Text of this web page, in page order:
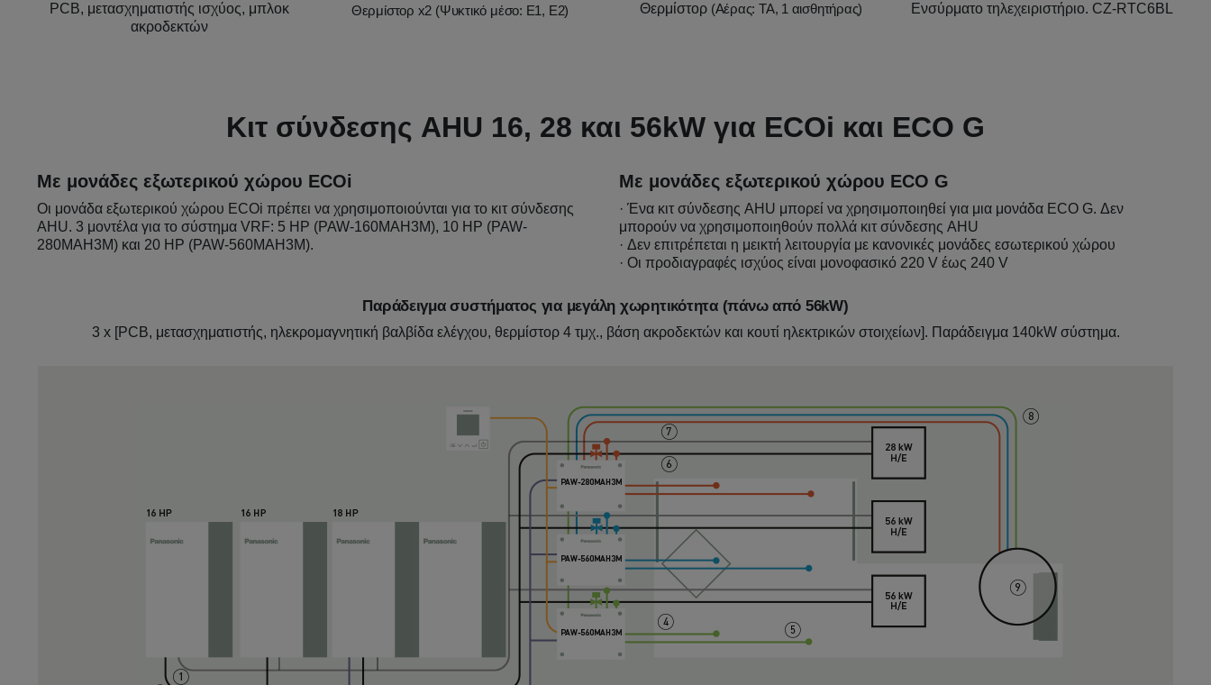
PCB, μετασχηματιστής ισχύος, μπλοκ
ακροδεκτών
Θερμίστορ x2 (Ψυκτικό μέσο: E1, E2) Θερμίστορ (Αέρας: TA, 1 αισθητήρας) Ενσύρματο τηλεχειριστήριο. CZ-RTC6BL
Κιτ σύνδεσης AHU 16, 28 και 56kW για ECOi και ECO G
Με μονάδες εξωτερικού χώρου ECOi
Οι μονάδα εξωτερικού χώρου ECOi πρέπει να χρησιμοποιούνται για το κιτ σύνδεσης
AHU. 3 μοντέλα για το σύστημα VRF: 5 HP (PAW-160MAH3M), 10 HP (PAW-
280MAH3M) και 20 HP (PAW-560MAH3M).
Με μονάδες εξωτερικού χώρου ECO G
· Ένα κιτ σύνδεσης AHU μπορεί να χρησιμοποιηθεί για μια μονάδα ECO G. Δεν
μπορούν να χρησιμοποιηθούν πολλά κιτ σύνδεσης AHU
· Δεν επιτρέπεται η μεικτή λειτουργία με κανονικές μονάδες εσωτερικού χώρου
· Οι προδιαγραφές ισχύος είναι μονοφασικό 220 V έως 240 V
Παράδειγμα συστήματος για μεγάλη χωρητικότητα (πάνω από 56kW)
3 x [PCB, μετασχηματιστής, ηλεκρομαγνητική βαλβίδα ελέγχου, θερμίστορ 4 τμχ., βάση ακροδεκτών και κουτί ηλεκτρικών στοιχείων]. Παράδειγμα 140kW σύστημα.